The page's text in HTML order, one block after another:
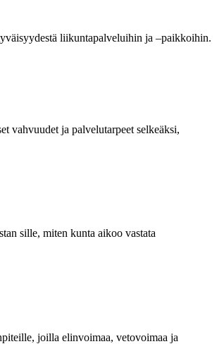
liikuntapalveluihin ja –paikkoihin.
vahvuudet ja palvelutarpeet selkeäksi,
sille, miten kunta aikoo vastata
joilla elinvoimaa, vetovoimaa ja